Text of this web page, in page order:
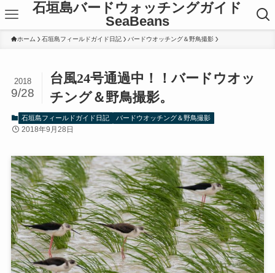
石垣島バードウォッチングガイド
SeaBeans
ホーム 石垣島フィールドガイド日記 バードウオッチング＆野鳥撮影
台風24号通過中！！バードウオッ
チング＆野鳥撮影。
2018
9/28
石垣島フィールドガイド日記 バードウオッチング＆野鳥撮影
2018年9月28日